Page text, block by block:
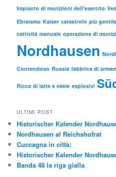
Impianto di munizioni dell'esercito
Ebraismo Kaiser catastrofe più gentile
cattività manuale operazione di
Nordhausen
Contenzioso Russia fabbrica di
Ricco di latte e miele esplosivi
ULTIMI POST
Historischer Kalender
Nordhausen al Reichshofrat
Cuccagna in città:
Historischer Kalender
Banda 48 la riga gialla